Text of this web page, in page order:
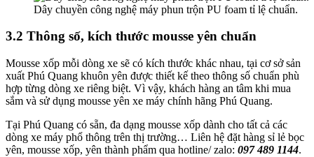
Dây chuyền công nghệ máy phun trộn PU foam tỉ lệ chuẩn.
3.2 Thông số, kích thước mousse yên chuẩn
Mousse xốp mỗi dòng xe sẽ có kích thước khác nhau, tại cơ sở sản
xuất Phú Quang khuôn yên được thiết kế theo thông số chuẩn phù
hợp từng dòng xe riêng biệt. Vì vậy, khách hàng an tâm khi mua
sắm và sử dụng mousse yên xe máy chính hãng Phú Quang.
Tại Phú Quang có sẵn, đa dạng mousse xốp dành cho tất cả các
dòng xe máy phổ thông trên thị trường… Liên hệ đặt hàng sỉ lẻ bọc
yên, mousse xốp, yên thành phẩm qua hotline/ zalo: 097 489 1144.